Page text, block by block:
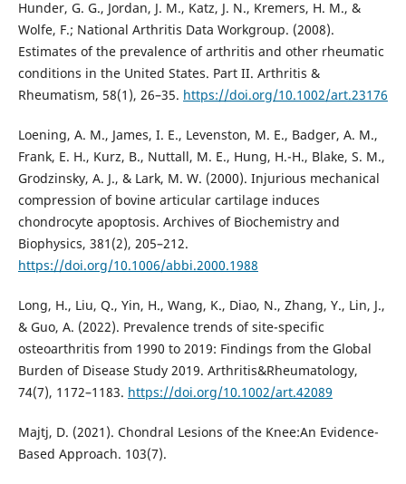
Hunder, G. G., Jordan, J. M., Katz, J. N., Kremers, H. M., &
Wolfe, F.; National Arthritis Data Workgroup. (2008).
Estimates of the prevalence of arthritis and other rheumatic
conditions in the United States. Part II. Arthritis &
Rheumatism, 58(1), 26–35. https://doi.org/10.1002/art.23176
Loening, A. M., James, I. E., Levenston, M. E., Badger, A. M.,
Frank, E. H., Kurz, B., Nuttall, M. E., Hung, H.-H., Blake, S. M.,
Grodzinsky, A. J., & Lark, M. W. (2000). Injurious mechanical
compression of bovine articular cartilage induces
chondrocyte apoptosis. Archives of Biochemistry and
Biophysics, 381(2), 205–212.
https://doi.org/10.1006/abbi.2000.1988
Long, H., Liu, Q., Yin, H., Wang, K., Diao, N., Zhang, Y., Lin, J.,
& Guo, A. (2022). Prevalence trends of site-specific
osteoarthritis from 1990 to 2019: Findings from the Global
Burden of Disease Study 2019. Arthritis&Rheumatology,
74(7), 1172–1183. https://doi.org/10.1002/art.42089
Majtj, D. (2021). Chondral Lesions of the Knee:An Evidence-
Based Approach. 103(7).